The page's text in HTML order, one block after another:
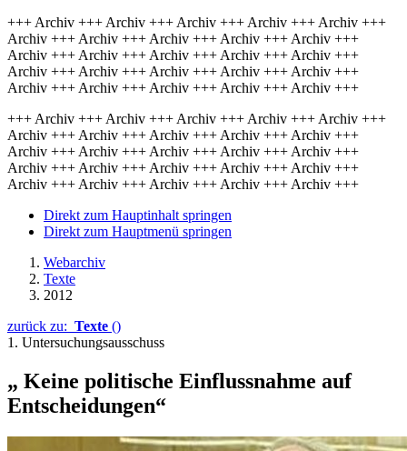
+++ Archiv +++ Archiv +++ Archiv +++ Archiv +++ Archiv +++
Archiv +++ Archiv +++ Archiv +++ Archiv +++ Archiv +++
Archiv +++ Archiv +++ Archiv +++ Archiv +++ Archiv +++
Archiv +++ Archiv +++ Archiv +++ Archiv +++ Archiv +++
Archiv +++ Archiv +++ Archiv +++ Archiv +++ Archiv +++
+++ Archiv +++ Archiv +++ Archiv +++ Archiv +++ Archiv +++
Archiv +++ Archiv +++ Archiv +++ Archiv +++ Archiv +++
Archiv +++ Archiv +++ Archiv +++ Archiv +++ Archiv +++
Archiv +++ Archiv +++ Archiv +++ Archiv +++ Archiv +++
Archiv +++ Archiv +++ Archiv +++ Archiv +++ Archiv +++
Direkt zum Hauptinhalt springen
Direkt zum Hauptmenü springen
Webarchiv
Texte
2012
zurück zu: Texte ()
1. Untersuchungsausschuss
„ Keine politische Einflussnahme auf
Entscheidungen“